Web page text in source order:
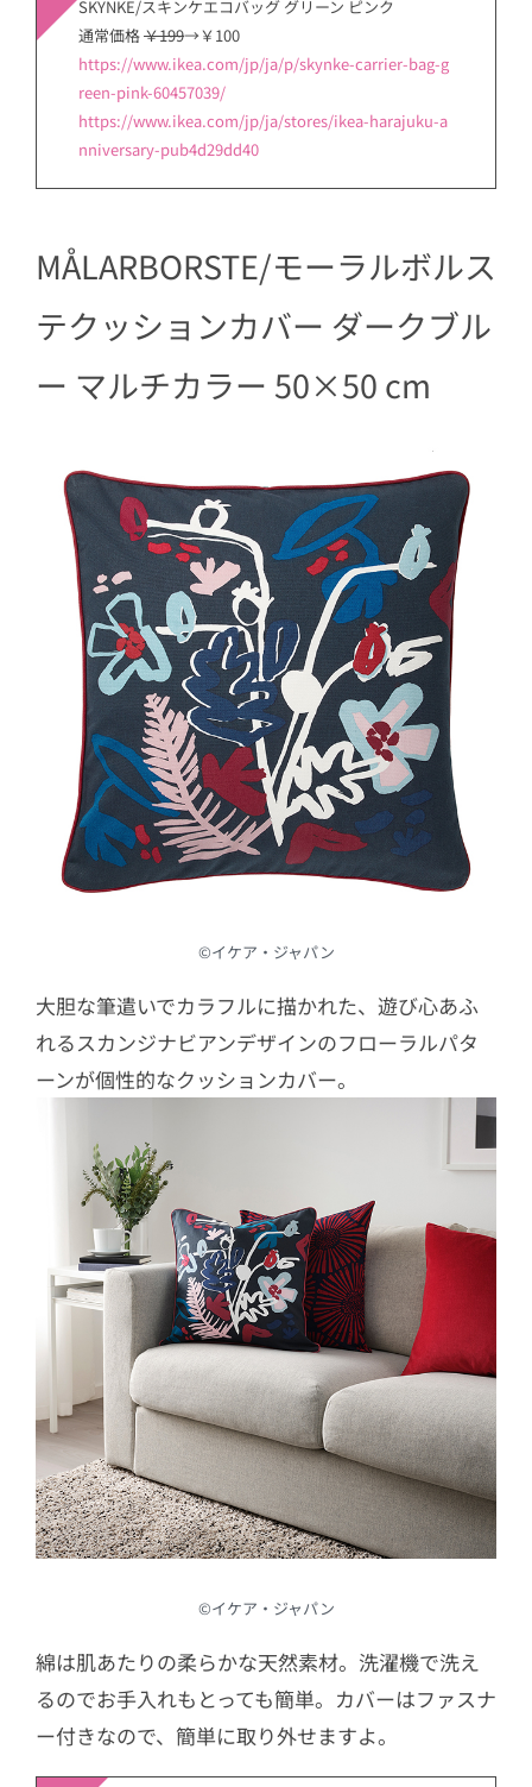
SKYNKE/スキンケエコバッグ グリーン ピンク
通常価格￥199→￥100
https://www.ikea.com/jp/ja/p/skynke-carrier-bag-g
reen-pink-60457039/
https://www.ikea.com/jp/ja/stores/ikea-harajuku-a
nniversary-pub4d29dd40
MÅLARBORSTE/モーラルボルス
テクッションカバー ダークブル
ー マルチカラー 50×50 cm
©︎イケア・ジャパン
大胆な筆遣いでカラフルに描かれた、遊び心あふ
れるスカンジナビアンデザインのフローラルパタ
ーンが個性的なクッションカバー。
©︎イケア・ジャパン
綿は肌あたりの柔らかな天然素材。洗濯機で洗え
るのでお手入れもとっても簡単。カバーはファスナ
ー付きなので、簡単に取り外せますよ。